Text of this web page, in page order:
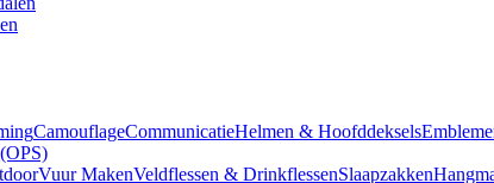
CamouflageCommunicatieHelmen & Hoofddeksels
Vuur MakenVeldflessen & DrinkflessenSlaapzakken